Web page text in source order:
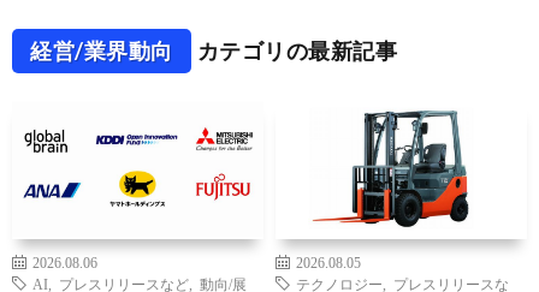
経営/業界動向 カテゴリの最新記事
2026.08.06
AI
プレスリリースなど
動向/展
2026.08.05
テクノロジー
プレスリリースな